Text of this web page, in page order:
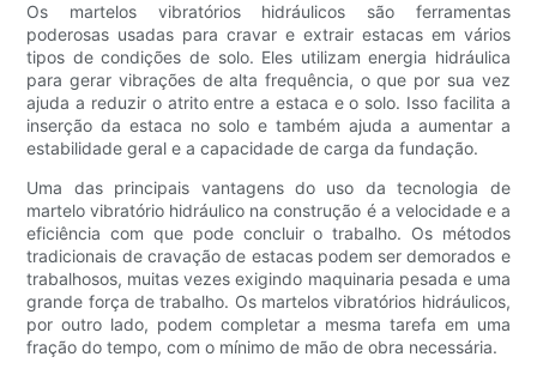
Os martelos vibratórios hidráulicos são ferramentas
poderosas usadas para cravar e extrair estacas em vários
tipos de condições de solo. Eles utilizam energia hidráulica
para gerar vibrações de alta frequência, o que por sua vez
ajuda a reduzir o atrito entre a estaca e o solo. Isso facilita a
inserção da estaca no solo e também ajuda a aumentar a
estabilidade geral e a capacidade de carga da fundação.
Uma das principais vantagens do uso da tecnologia de
martelo vibratório hidráulico na construção é a velocidade e a
eficiência com que pode concluir o trabalho. Os métodos
tradicionais de cravação de estacas podem ser demorados e
trabalhosos, muitas vezes exigindo maquinaria pesada e uma
grande força de trabalho. Os martelos vibratórios hidráulicos,
por outro lado, podem completar a mesma tarefa em uma
fração do tempo, com o mínimo de mão de obra necessária.